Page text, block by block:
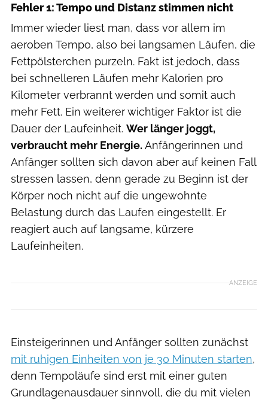
Fehler 1: Tempo und Distanz stimmen nicht
Immer wieder liest man, dass vor allem im
aeroben Tempo, also bei langsamen Läufen, die
Fettpölsterchen purzeln. Fakt ist jedoch, dass
bei schnelleren Läufen mehr Kalorien pro
Kilometer verbrannt werden und somit auch
mehr Fett. Ein weiterer wichtiger Faktor ist die
Dauer der Laufeinheit. Wer länger joggt,
verbraucht mehr Energie. Anfängerinnen und
Anfänger sollten sich davon aber auf keinen Fall
stressen lassen, denn gerade zu Beginn ist der
Körper noch nicht auf die ungewohnte
Belastung durch das Laufen eingestellt. Er
reagiert auch auf langsame, kürzere
Laufeinheiten.
ANZEIGE
Einsteigerinnen und Anfänger sollten zunächst
mit ruhigen Einheiten von je 30 Minuten starten,
denn Tempoläufe sind erst mit einer guten
Grundlagenausdauer sinnvoll, die du mit vielen